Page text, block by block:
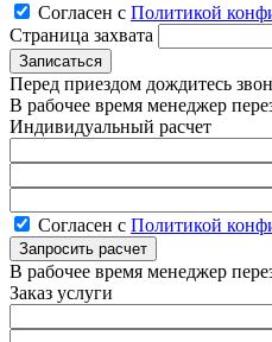
Согласен с Политикой
Страница захвата
Перед приездом дождитесь
В рабочее время менеджер
Индивидуальный расчет
Согласен с Политикой
В рабочее время менеджер
Заказ услуги